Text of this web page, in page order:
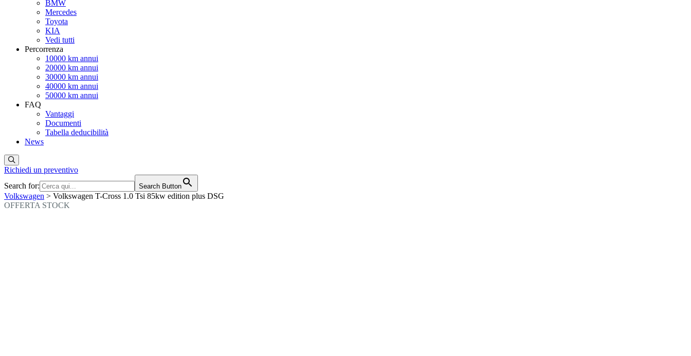
BMW
Mercedes
Toyota
KIA
Vedi tutti
Percorrenza
10000 km annui
20000 km annui
30000 km annui
40000 km annui
50000 km annui
FAQ
Vantaggi
Documenti
Tabella deducibilità
News
Richiedi un preventivo
Search for:
Search Button
Volkswagen > Volkswagen T-Cross 1.0 Tsi 85kw edition plus DSG
OFFERTA STOCK